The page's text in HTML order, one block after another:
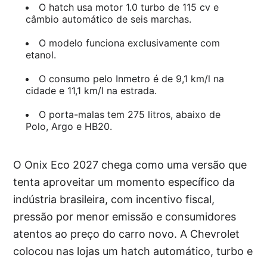
O hatch usa motor 1.0 turbo de 115 cv e
câmbio automático de seis marchas.
O modelo funciona exclusivamente com
etanol.
O consumo pelo Inmetro é de 9,1 km/l na
cidade e 11,1 km/l na estrada.
O porta-malas tem 275 litros, abaixo de
Polo, Argo e HB20.
O Onix Eco 2027 chega como uma versão que
tenta aproveitar um momento específico da
indústria brasileira, com incentivo fiscal,
pressão por menor emissão e consumidores
atentos ao preço do carro novo. A Chevrolet
colocou nas lojas um hatch automático, turbo e